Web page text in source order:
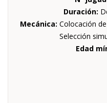
Duración:
Mecánica: Colocación
Selección
Edad